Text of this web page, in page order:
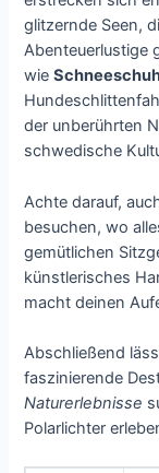
glitzernde Seen,
Abenteuerlustige
wie
der unberührten
schwedische
Achte darauf,
besuchen, wo
gemütlichen
künstlerisches
macht deinen
Abschließend
faszinierende
Naturerlebnisse
Polarlichter